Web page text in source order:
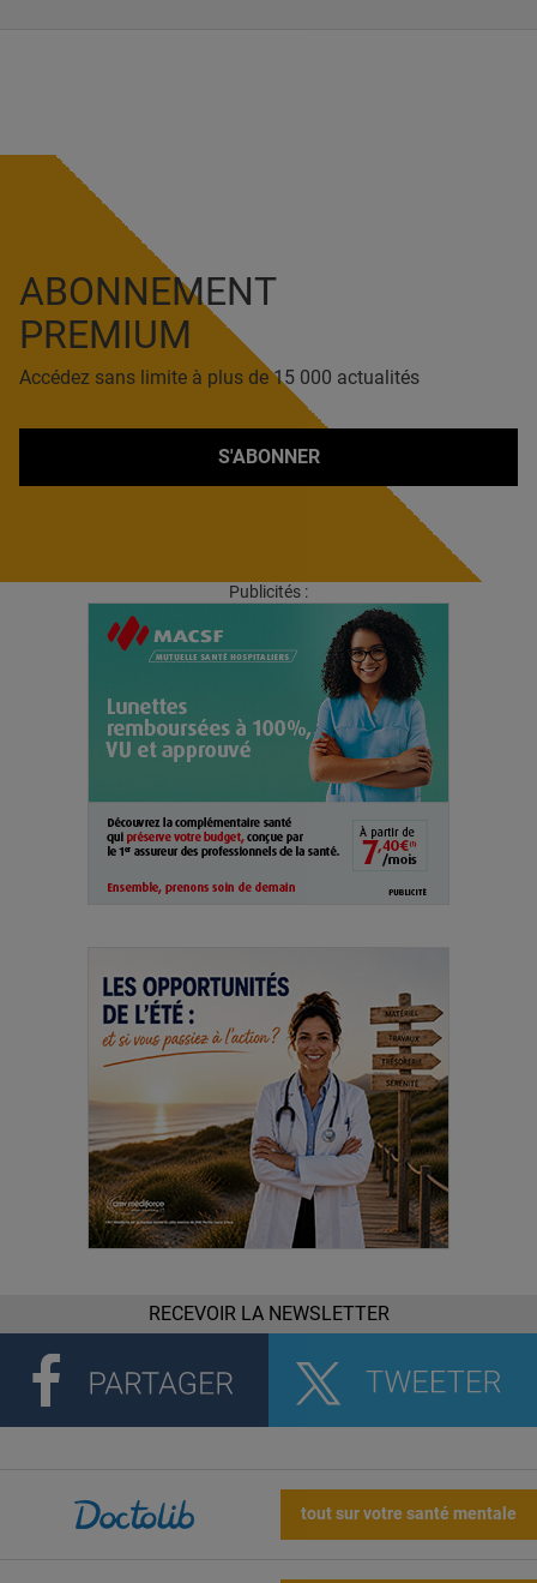
ABONNEMENT
PREMIUM
Accédez sans limite à plus de 15 000 actualités
S'ABONNER
Publicités :
RECEVOIR LA NEWSLETTER
tout sur votre santé mentale